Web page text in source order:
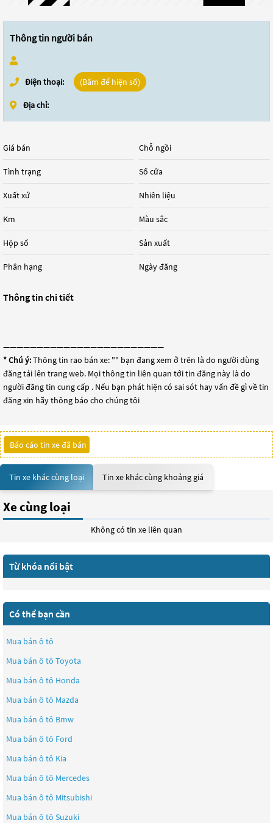
Thông tin người bán
Điện thoại: (Bấm để hiện số)
Địa chỉ:
Giá bán
Tình trạng
Xuất xứ
Km
Hộp số
Phân hạng
Chỗ ngồi
Số cửa
Nhiên liệu
Màu sắc
Sản xuất
Ngày đăng
Thông tin chi tiết
————————————————————————
* Chú ý:Thông tin rao bán xe: "" bạn đang xem ở trên là do người dùng
đăng tải lên trang web. Mọi thông tin liên quan tới tin đăng này là do
người đăng tin cung cấp . Nếu bạn phát hiện có sai sót hay vấn đề gì về tin
đăng xin hãy thông báo cho chúng tôi
Báo cáo tin xe đã bán
Tin xe khác cùng loại Tin xe khác cùng khoảng giá
Xe cùng loại
Không có tin xe liên quan
Từ khóa nổi bật
Có thể bạn cần
Mua bán ô tô
Mua bán ô tô Toyota
Mua bán ô tô Honda
Mua bán ô tô Mazda
Mua bán ô tô Bmw
Mua bán ô tô Ford
Mua bán ô tô Kia
Mua bán ô tô Mercedes
Mua bán ô tô Mitsubishi
Mua bán ô tô Suzuki